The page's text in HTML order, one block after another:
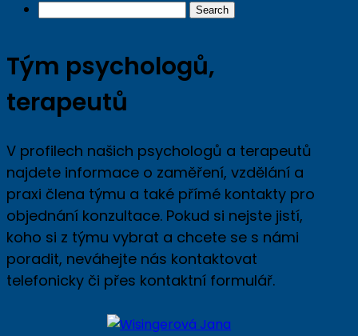
Tým psychologů,
terapeutů
V profilech našich psychologů a terapeutů
najdete informace o zaměření, vzdělání a
praxi člena týmu a také přímé kontakty pro
objednání konzultace. Pokud si nejste jistí,
koho si z týmu vybrat a chcete se s námi
poradit, neváhejte nás kontaktovat
telefonicky či přes kontaktní formulář.